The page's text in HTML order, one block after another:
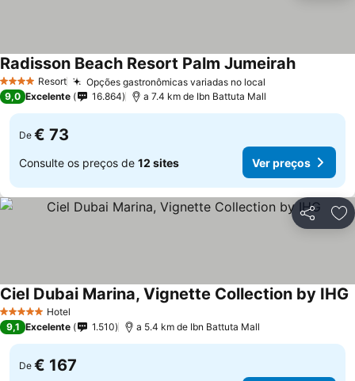
4 EstrelasResort Opções gastronômicas variadas no local
Radisson Beach Resort Palm Jumeirah
9,0 Excelente 16.864 a 7.4 km de Ibn Battuta Mall
De € 73
Consulte os preços de 12 sites Ver preços
Partilhar
5 Estrelas Hotel
Ciel Dubai Marina, Vignette Collection by IHG
9,1 Excelente 1.510 a 5.4 km de Ibn Battuta Mall
De € 167